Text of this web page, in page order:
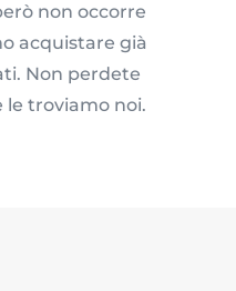
non occorre
acquistare già
Non perdete
le troviamo noi.